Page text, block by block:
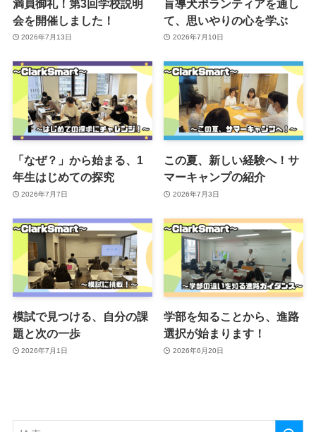
満員御礼！第3回学校説明
会を開催しました！
2026年7月13日
盲導犬ボランティアを通し
て、思いやりの心を学ぶ
2026年7月10日
「なぜ？」から始まる、1
年生はじめての探究
2026年7月7日
この夏、新しい経験へ！サ
マーキャンプの紹介
2026年7月3日
模試で見つける、自分の課
題と次の一歩
2026年7月1日
学部を知ることから、進路
選択が始まります！
2026年6月20日